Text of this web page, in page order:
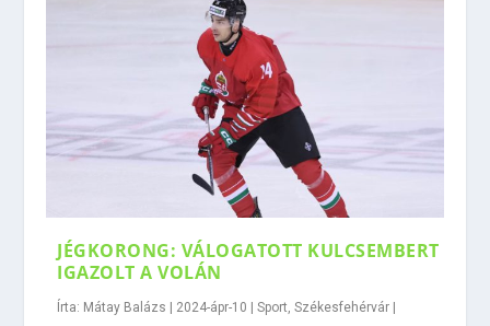
JÉGKORONG: VÁLOGATOTT KULCSEMBERT
IGAZOLT A VOLÁN
Írta: Mátay Balázs 2024-ápr-10 |Sport,Székesfehérvár